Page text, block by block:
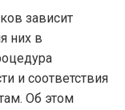
зависит
них в
и соответствия
Об этом